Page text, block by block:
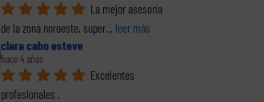
La mejor asesoría
de la zona noroeste, super... leer más
clara cabo esteve
hace 4 años
Excelentes
profesionales .